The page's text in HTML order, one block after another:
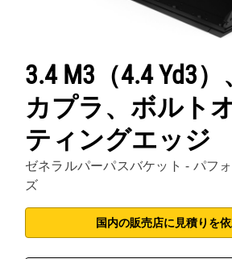
3.4 M3（4.4 Yd3）
カプラ、ボルト
ティングエッジ
ゼネラルパーパスバケット - パフ
ズ
国内の販売店に見積りを